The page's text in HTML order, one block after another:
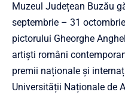
Muzeul Județean Buzău
septembrie – 31
pictorului Gheorghe
artiști români
premii naționale și
Universității Naționale de